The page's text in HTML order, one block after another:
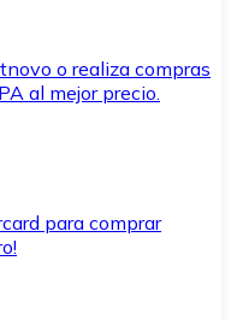
o realiza compras
al mejor precio.
para comprar